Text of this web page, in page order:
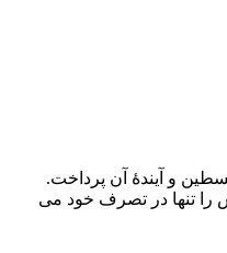
تحلیل مسائل فلسطین و آیندۀ آن پرداخت.
را تنها در تصرف خود می